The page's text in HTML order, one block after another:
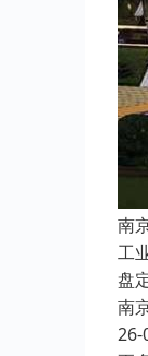
南
工
盘
南
26-